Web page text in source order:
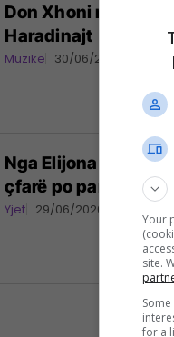
Don Xhoni merr
Haradinajt
Muzikë 30/06/2026
Nga Elijona Binakaj,
çfarë po
Yjet 29/06/2026
Your
site.
for a